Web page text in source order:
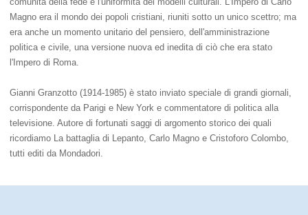
Magno era il mondo dei popoli cristiani, riuniti sotto un unico scettro; ma
era anche un momento unitario del pensiero, dell'amministrazione
politica e civile, una versione nuova ed inedita di ciò che era stato
l'Impero di Roma.
Gianni Granzotto (1914-1985) è stato inviato speciale di grandi giornali,
corrispondente da Parigi e New York e commentatore di politica alla
televisione. Autore di fortunati saggi di argomento storico dei quali
ricordiamo La battaglia di Lepanto, Carlo Magno e Cristoforo Colombo,
tutti editi da Mondadori.